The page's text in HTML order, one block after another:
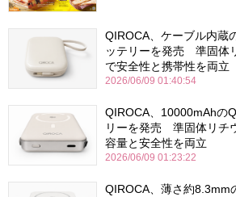
QIROCA、ケーブル内蔵
ッテリーを発売 準固体
で安全性と携帯性を両立
2026/06/09 01:40:54
QIROCA、10000mAhの
リーを発売 準固体リチ
容量と安全性を両立
2026/06/09 01:23:22
QIROCA、薄さ約8.3mm